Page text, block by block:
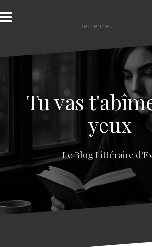
l
a
e
e
Tu vas
yeux
Le Blog Littéraire